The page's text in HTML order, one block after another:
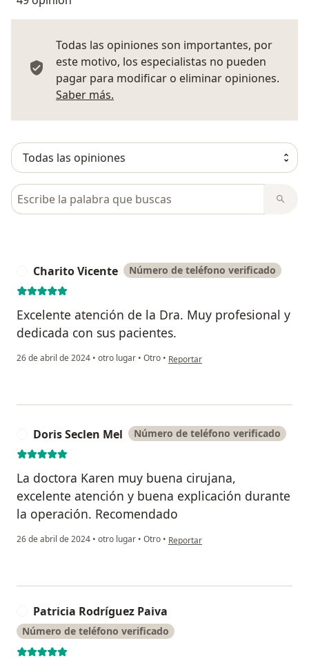
Todas las opiniones son importantes, por
este motivo, los especialistas no pueden
pagar para modificar o eliminar opiniones.
Saber más.
Busca en opiniones
Charito Vicente Número de teléfono verificado
Excelente atención de la Dra. Muy profesional y
dedicada con sus pacientes.
26 de abril de 2024 • otro lugar • Otro • en opinión del usuario Charito
Reportar
Doris Seclen Mel Número de teléfono verificado
La doctora Karen muy buena cirujana,
excelente atención y buena explicación durante
la operación. Recomendado
26 de abril de 2024 • otro lugar • Otro • en opinión del usuario Doris Seclen
Reportar
Patricia Rodríguez Paiva
Número de teléfono verificado